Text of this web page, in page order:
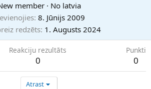
member · No latvia
8. Jūnijs 2009
redzēts 1. Augusts 2024
Reakciju rezultāts
0
Punkti
0
Atrast